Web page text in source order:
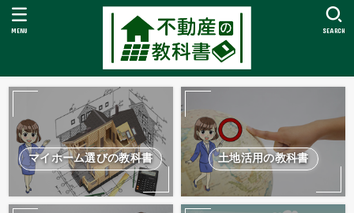
SEARCH
MENU
マイホーム選びの教科書 土地活用の教科書